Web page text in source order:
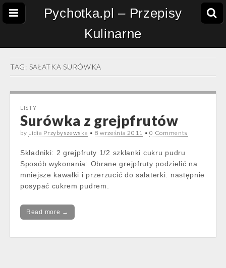
Pychotka.pl – Przepisy
Kulinarne
TAG: SAŁATKA SURÓWKA
LISTY
Surówka z grejpfrutów
by Lidia Przybyszewska • 8 września 2011 •0 Comments
Składniki: 2 grejpfruty 1/2 szklanki cukru pudru
Sposób wykonania: Obrane grejpfruty podzielić na
mniejsze kawałki i przerzucić do salaterki. następnie
posypać cukrem pudrem.
Read more →